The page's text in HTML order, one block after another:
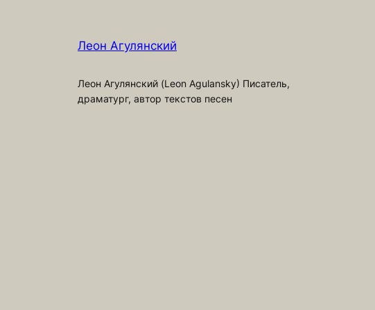
Леон Агулянский
Леон Агулянский (Leon Agulansky) Писатель,
драматург, автор текстов песен